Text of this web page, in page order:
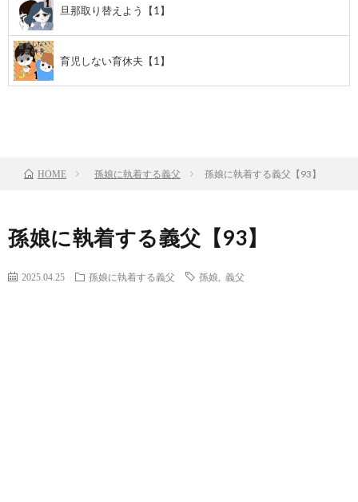
旦那取り替えよう【1】
育児しない育休夫【1】
HOME 孫娘に執着する義父 孫娘に執着する義父【93】
孫娘に執着する義父【93】
2025.04.25 孫娘に執着する義父 孫娘 義父